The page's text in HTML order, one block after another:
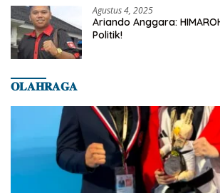
Agustus 4, 2025
Ariando Anggara:
Politik!
𝐎𝐋𝐀𝐇𝐑𝐀𝐆𝐀